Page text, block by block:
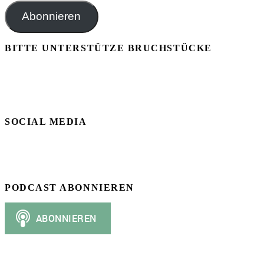
Adresse
Abonnieren
BITTE UNTERSTÜTZE BRUCHSTÜCKE
SOCIAL MEDIA
PODCAST ABONNIEREN